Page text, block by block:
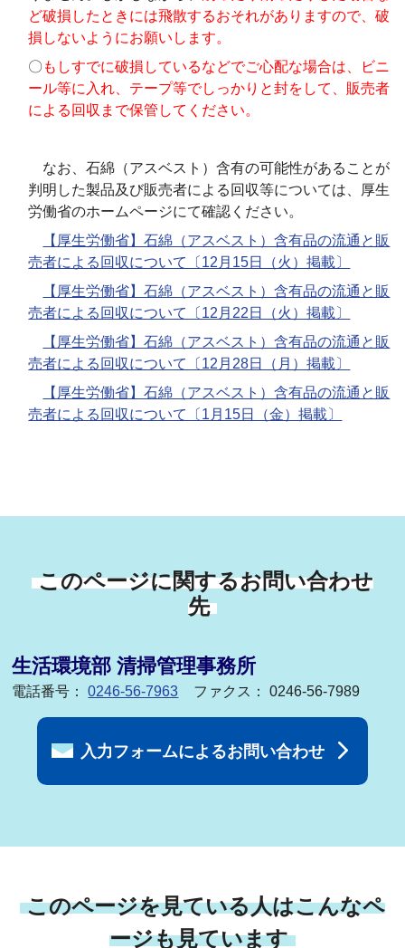
ど破損したときには飛散するおそれがありますので、破
損しないようにお願いします。
〇 もしすでに破損しているなどでご心配な場合は、ビニ
ール等に入れ、テープ等でしっかりと封をして、販売者
による回収まで保管してください。
なお、石綿（アスベスト）含有の可能性があることが
判明した製品及び販売者による回収等については、厚生
労働省のホームページにて確認ください。
【厚生労働省】石綿（アスベスト）含有品の流通と販
売者による回収について〔12月15日（火）掲載〕
【厚生労働省】石綿（アスベスト）含有品の流通と販
売者による回収について〔12月22日（火）掲載〕
【厚生労働省】石綿（アスベスト）含有品の流通と販
売者による回収について〔12月28日（月）掲載〕
【厚生労働省】石綿（アスベスト）含有品の流通と販
売者による回収について〔1月15日（金）掲載〕
このページに関するお問い合わせ
先
生活環境部 清掃管理事務所
電話番号：0246-56-7963 ファクス： 0246-56-7989
入力フォームによるお問い合わせ
このページを見ている人はこんなペ
ージも見ています